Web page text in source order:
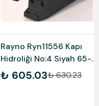
Rayno Ryn11556 Kapı
Hidroliği No:4 Siyah 65-
85 Kg
₺ 605.03₺ 630.23